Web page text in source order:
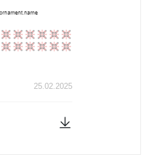
25.02.2025